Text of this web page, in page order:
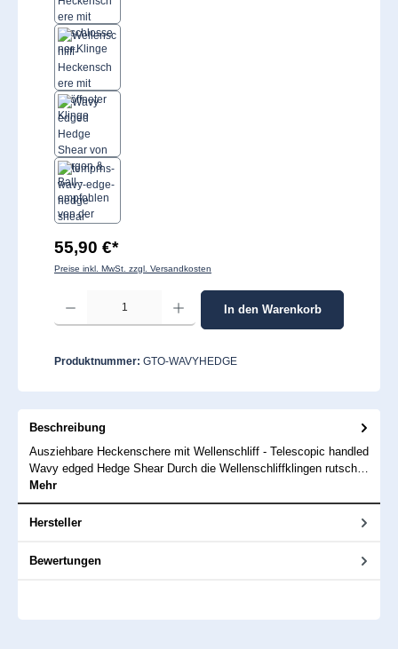
55,90 €*
Preise inkl. MwSt. zzgl. Versandkosten
Produkt Anzahl: Gib den gewünschten Wert ein oder benutze die Schaltflächen
In den Warenkorb
Produktnummer: GTO-WAVYHEDGE
Beschreibung
Ausziehbare Heckenschere mit Wellenschliff - Telescopic handled
Wavy edged Hedge Shear Durch die Wellenschliffklingen rutsch…
Mehr
Hersteller
Bewertungen